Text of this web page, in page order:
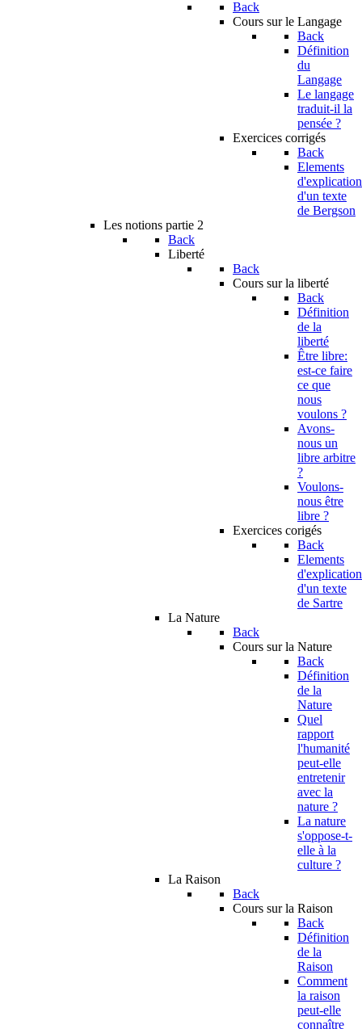
Back
Cours sur le Langage
Back
Définition
du
Langage
Le langage
traduit-il la
pensée ?
Exercices corrigés
Back
Elements
d'explication
d'un texte
de Bergson
Les notions partie 2
Back
Liberté
Back
Cours sur la liberté
Back
Définition
de la
liberté
Être libre:
est-ce faire
ce que
nous
voulons ?
Avons-
nous un
libre arbitre
?
Voulons-
nous être
libre ?
Exercices corigés
Back
Elements
d'explication
d'un texte
de Sartre
La Nature
Back
Cours sur la Nature
Back
Définition
de la
Nature
Quel
rapport
l'humanité
peut-elle
entretenir
avec la
nature ?
La nature
s'oppose-t-
elle à la
culture ?
La Raison
Back
Cours sur la Raison
Back
Définition
de la
Raison
Comment
la raison
peut-elle
connaître